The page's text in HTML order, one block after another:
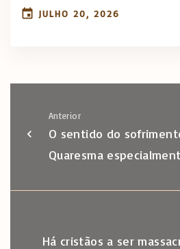
JULHO 20, 2026
Anterior
O sentido do
Quaresma
Há cristãos a ser